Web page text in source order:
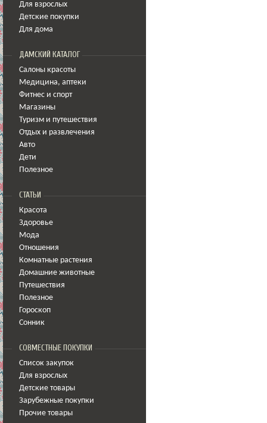
Для взрослых
Детские покупки
Для дома
ДАМСКИЙ КАТАЛОГ
Салоны красоты
Медицина, аптеки
Фитнес и спорт
Магазины
Туризм и путешествия
Отдых и развлечения
Авто
Дети
Полезное
СТАТЬИ
Красота
Здоровье
Мода
Отношения
Комнатные растения
Домашние животные
Путешествия
Полезное
Гороскоп
Сонник
СОВМЕСТНЫЕ ПОКУПКИ
Список закупок
Для взрослых
Детские товары
Зарубежные покупки
Прочие товары